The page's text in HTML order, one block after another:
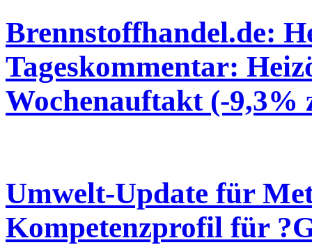
Brennstoffhandel.de:
Tageskommentar:
Wochenauftakt (-9,3%
Umwelt-Update für
Kompetenzprofil für